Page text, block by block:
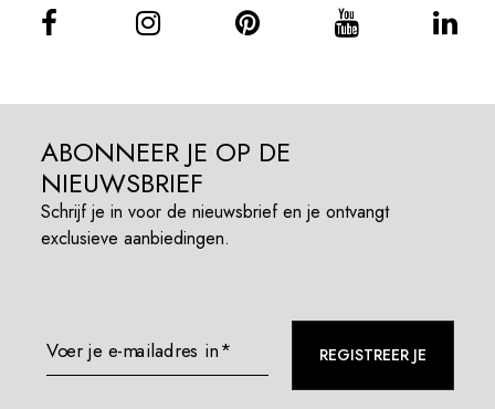
ABONNEER JE OP DE
NIEUWSBRIEF
Schrijf je in voor de nieuwsbrief en je ontvangt
exclusieve aanbiedingen.
Voer je e-mailadres in* REGISTREER JE